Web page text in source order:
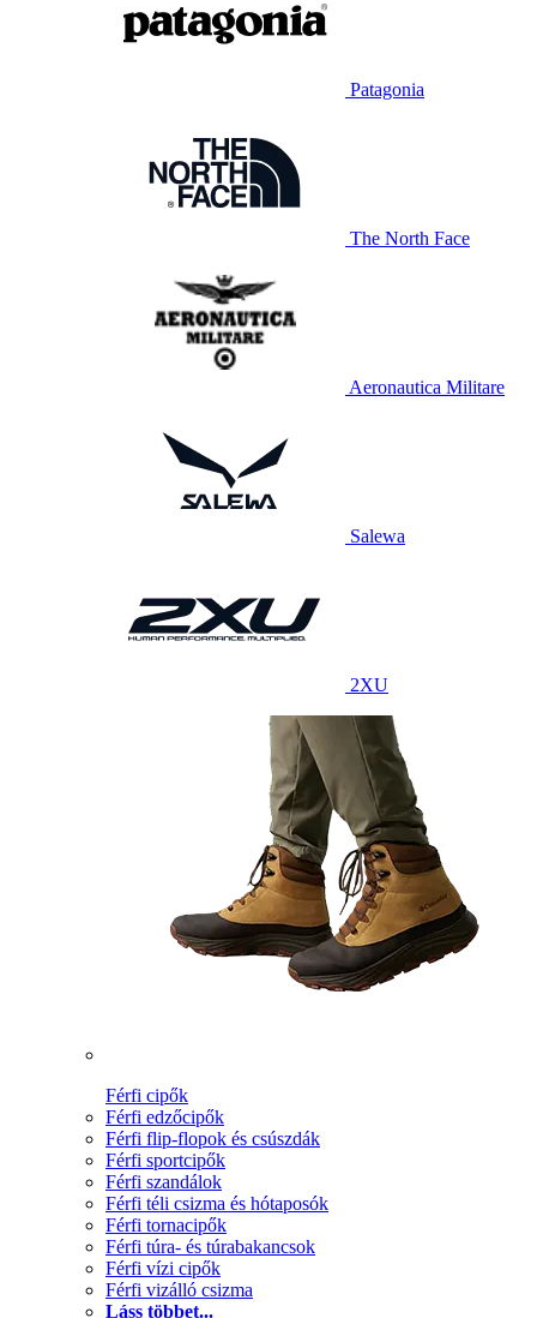
Patagonia
The North Face
Aeronautica Militare
Salewa
2XU
Férfi cipők
Férfi edzőcipők
Férfi flip-flopok és csúszdák
Férfi sportcipők
Férfi szandálok
Férfi téli csizma és hótaposók
Férfi tornacipők
Férfi túra- és túrabakancsok
Férfi vízi cipők
Férfi vizálló csizma
Láss többet...